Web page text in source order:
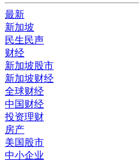
最新
新加坡
民生民声
财经
新加坡股市
新加坡财经
全球财经
中国财经
投资理财
房产
美国股市
中小企业